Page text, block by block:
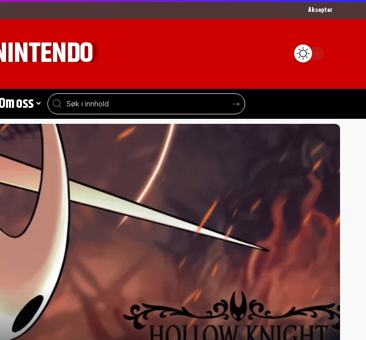
Aksepter
oss